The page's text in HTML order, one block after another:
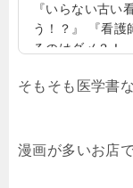
『いらない古い
う！？』 『看護
るのはダメ？！
おすすめはどこ
なくないでしょ
そもそも医学書
漫画が多いお店で